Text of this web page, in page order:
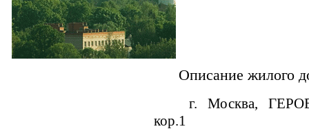
Описание жилого
г. Москва,
кор.1